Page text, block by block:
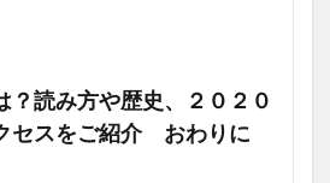
？読み方や歴史、２０２０
セスをご紹介 おわりに